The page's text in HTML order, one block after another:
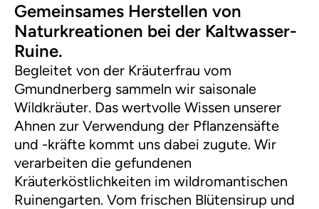
Gemeinsames Herstellen von
Naturkreationen bei der Kaltwasser-
Ruine.
Begleitet von der Kräuterfrau vom
Gmundnerberg sammeln wir saisonale
Wildkräuter. Das wertvolle Wissen unserer
Ahnen zur Verwendung der Pflanzensäfte
und -kräfte kommt uns dabei zugute. Wir
verarbeiten die gefundenen
Kräuterköstlichkeiten im wildromantischen
Ruinengarten. Vom frischen Blütensirup und